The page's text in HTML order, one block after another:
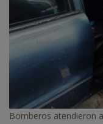
Bomberos atendieron